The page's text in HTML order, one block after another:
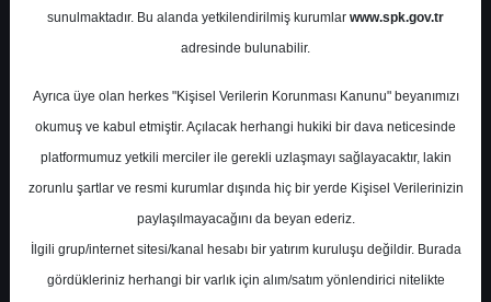
Getiri
%0.00
0
Get.
2
Salı, 03 Eylül 2024
sunulmaktadır. Bu alanda yetkilendirilmiş kurumlar www.spk.gov.tr
adresinde bulunabilir.
Ayrıca üye olan herkes "Kişisel Verilerin Korunması Kanunu" beyanımızı
okumuş ve kabul etmiştir. Açılacak herhangi hukiki bir dava neticesinde
platformumuz yetkili merciler ile gerekli uzlaşmayı sağlayacaktır, lakin
zorunlu şartlar ve resmi kurumlar dışında hiç bir yerde Kişisel Verilerinizin
paylaşılmayacağını da beyan ederiz.
İlgili grup/internet sitesi/kanal hesabı bir yatırım kuruluşu değildir. Burada
gördükleriniz herhangi bir varlık için alım/satım yönlendirici nitelikte